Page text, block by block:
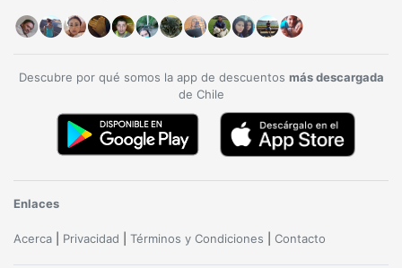
Descubre por qué somos la app de descuentos más descargada
de Chile
Enlaces
Acerca Privacidad Términos y Condiciones Contacto